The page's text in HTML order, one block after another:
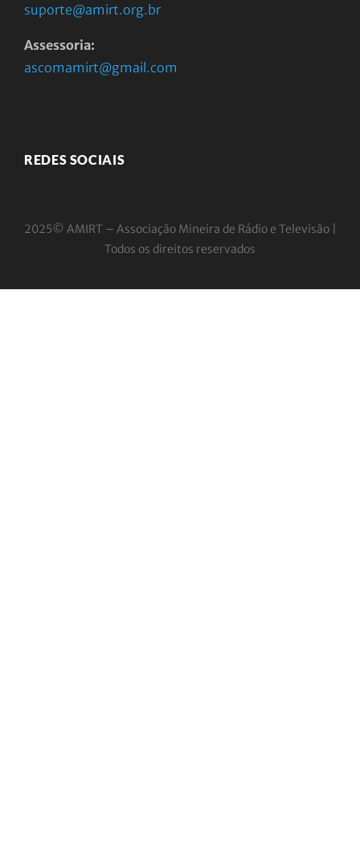
suporte@amirt.org.br
Assessoria:
ascomamirt@gmail.com
REDES SOCIAIS
2025© AMIRT – Associação Mineira de Rádio e Televisão |
Todos os direitos reservados